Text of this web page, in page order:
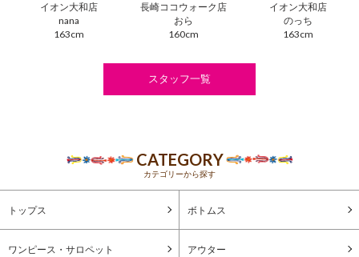
イオン大和店
nana
163cm
長崎ココウォーク店
おら
160cm
イオン大和店
のっち
163cm
スタッフ一覧
CATEGORY
カテゴリーから探す
トップス ボトムス
ワンピース・サロペット アウター